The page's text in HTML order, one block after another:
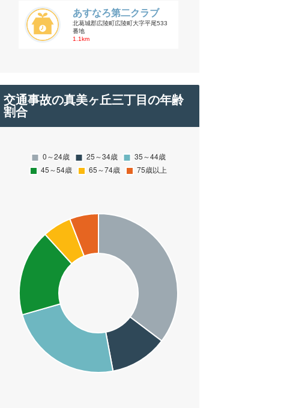
あすなろ第二クラブ
北葛城郡広陵町広陵町大字平尾533
番地
1.1km
交通事故の真美ヶ丘三丁目の年齢
割合